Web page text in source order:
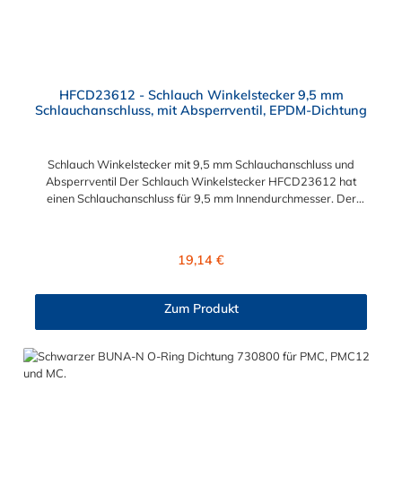
HFCD23612 - Schlauch Winkelstecker 9,5 mm
Schlauchanschluss, mit Absperrventil, EPDM-Dichtung
Schlauch Winkelstecker mit 9,5 mm Schlauchanschluss und
Absperrventil Der Schlauch Winkelstecker HFCD23612 hat
einen Schlauchanschluss für 9,5 mm Innendurchmesser. Der
Außenmaß von ≈ 18 mm. Sie können diesen Schlauch
kombinieren.
Regulärer Preis:
19,14 €
Zum Produkt